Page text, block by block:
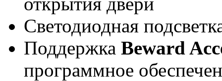
Светодиодная
Поддержка Beward
программное